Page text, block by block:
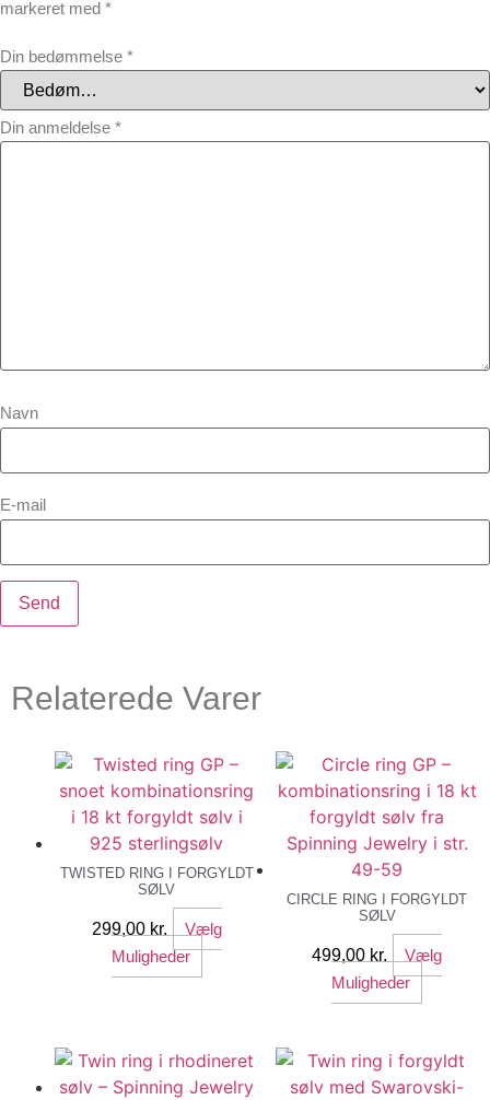
markeret med *
Din bedømmelse *
Din anmeldelse *
Navn
E-mail
Relaterede Varer
TWISTED RING I FORGYLDT
SØLV
299,00 kr.
Vælg
Muligheder
Dette
vare
varianter.
Mulighederne
CIRCLE RING I FORGYLDT
SØLV
499,00 kr.
Vælg
Muligheder
Dette
flere